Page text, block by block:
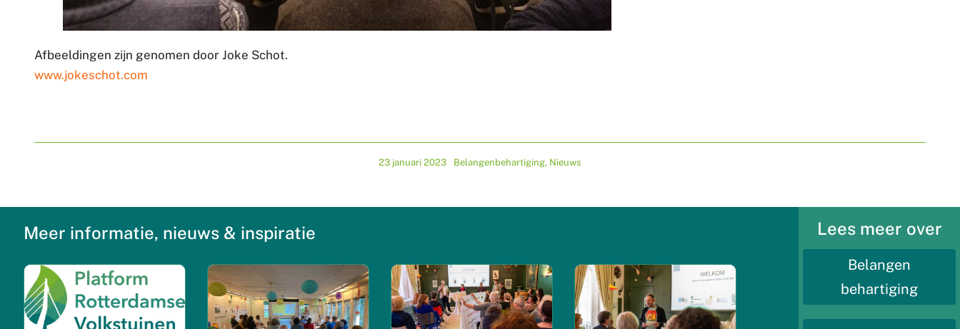
Afbeeldingen zijn genomen door Joke Schot.
www.jokeschot.com
23 januari 2023 Belangenbehartiging, Nieuws
Meer informatie, nieuws & inspiratie Lees meer over
Belangen
behartiging